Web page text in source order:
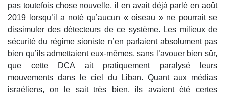
pas toutefois chose nouvelle, il en avait déjà parlé en août
2019 lorsqu’il a noté qu’aucun « oiseau » ne pourrait se
dissimuler des détecteurs de ce système. Les milieux de
sécurité du régime sioniste n’en parlaient absolument pas
bien qu’ils admettaient eux-mêmes, sans l’avouer bien sûr,
que cette DCA ait pratiquement paralysé leurs
mouvements dans le ciel du Liban. Quant aux médias
israéliens, on le sait très bien, ils avaient été certes